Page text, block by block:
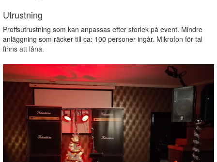
Utrustning
Proffsutrustning som kan anpassas efter storlek på event. Mindre
anläggning som räcker till ca: 100 personer ingår. Mikrofon för tal
finns att låna.